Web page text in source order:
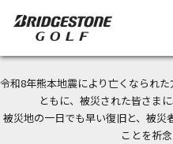
令和8年熊本地震により亡くなられ
ともに、被災された皆さま
被災地の一日でも早い復旧と、被災
ことを祈念
今なら新規会員登録で1,000円
＜商品配送に関するお知らせ＞